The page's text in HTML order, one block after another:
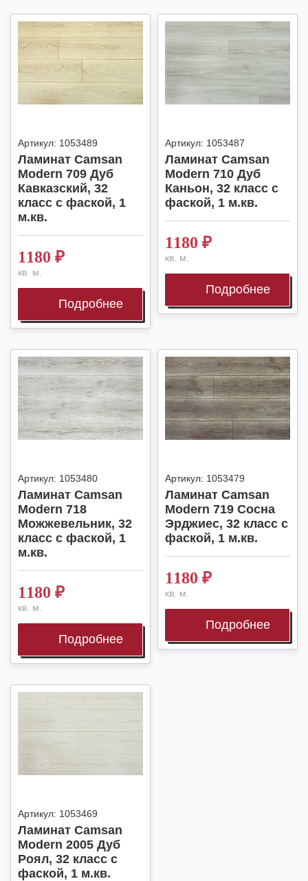
Артикул: 1053489
Ламинат Camsan
Modern 709 Дуб
Кавказский, 32
класс с фаской, 1
м.кв.
1180 ₽
кв. м.
Подробнее
Артикул: 1053487
Ламинат Camsan
Modern 710 Дуб
Каньон, 32 класс с
фаской, 1 м.кв.
1180 ₽
кв. м.
Подробнее
Артикул: 1053480
Ламинат Camsan
Modern 718
Можжевельник, 32
класс с фаской, 1
м.кв.
1180 ₽
кв. м.
Подробнее
Артикул: 1053479
Ламинат Camsan
Modern 719 Сосна
Эрджиес, 32 класс с
фаской, 1 м.кв.
1180 ₽
кв. м.
Подробнее
Артикул: 1053469
Ламинат Camsan
Modern 2005 Дуб
Роял, 32 класс с
фаской, 1 м.кв.